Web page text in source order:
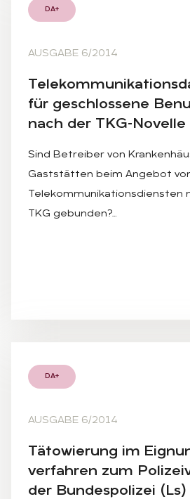
DA+
AUSGABE 6/2014
für ge­schlos­se­ne
nach der TKG-No­vel­le
Sind Betreiber von
Gaststätten beim Angebot
Telekommunikationsdiensten
TKG gebunden?…
DA+
AUSGABE 6/2014
Tä­to­wie­rung im
ver­fah­ren zum
der Bun­des­po­li­zei (Ls)